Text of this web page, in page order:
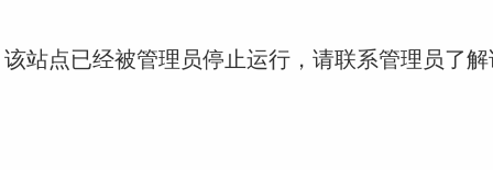
站点已经被管理员停止运行，请联系管理员了